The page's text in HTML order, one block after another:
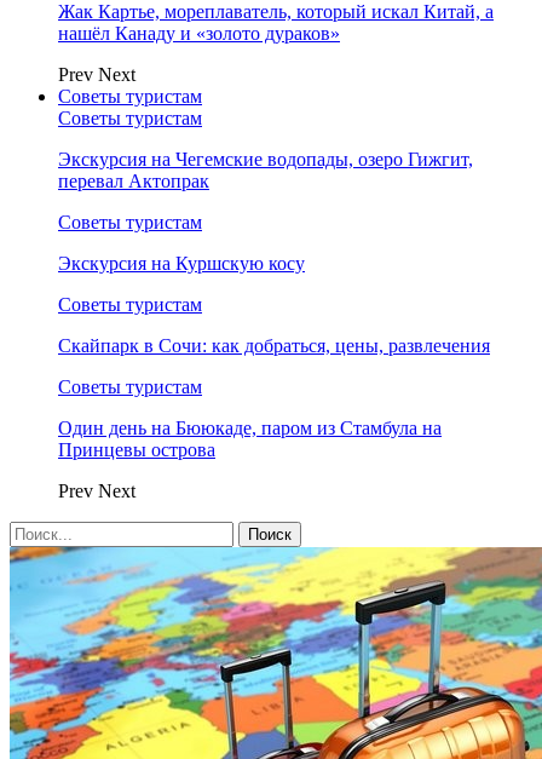
Жак Картье, мореплаватель, который искал Китай, а
нашёл Канаду и «золото дураков»
Prev Next
Советы туристам
Советы туристам
Экскурсия на Чегемские водопады, озеро Гижгит,
перевал Актопрак
Советы туристам
Экскурсия на Куршскую косу
Советы туристам
Скайпарк в Сочи: как добраться, цены, развлечения
Советы туристам
Один день на Бююкаде, паром из Стамбула на
Принцевы острова
Prev Next